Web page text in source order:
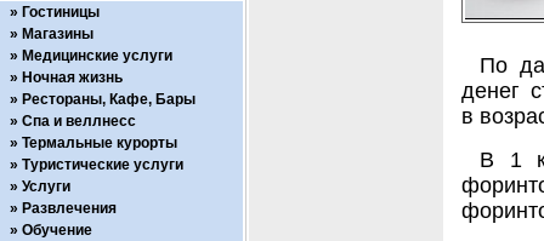
По
денег
в
В 1
Гостиницы
Магазины
Медицинские услуги
Ночная жизнь
Рестораны, Кафе, Бары
Спа и веллнесс
Термальные курорты
Туристические услуги
Услуги
Развлечения
Обучение